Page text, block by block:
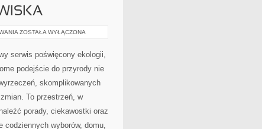
PRZYRODA
ŚRODOWISKA
ZOSTAŁA WYŁĄCZONA
serwis poświęcony ekologii,
podejście do przyrody nie
skomplikowanych
To przestrzeń, w
porady, ciekawostki oraz
codziennych wyborów, domu,